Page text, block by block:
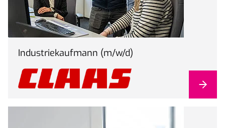
Industriekaufmann (m/w/d)